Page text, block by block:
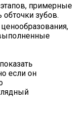
примерные
зубов.
если он